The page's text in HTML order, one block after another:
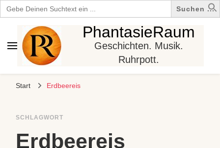
Search
for:
PhantasieRaum
Geschichten. Musik.
Ruhrpott.
Start Erdbeereis
SCHLAGWORT
Erdbeereis